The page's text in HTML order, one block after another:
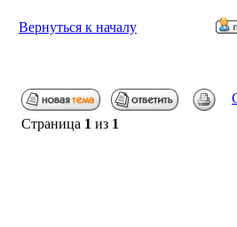
Вернуться к началу
Страница 1 из 1